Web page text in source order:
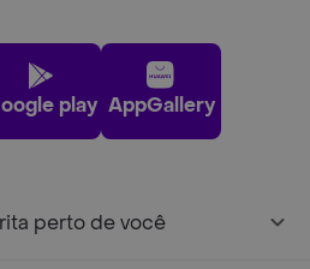
play AppGallery
perto de você